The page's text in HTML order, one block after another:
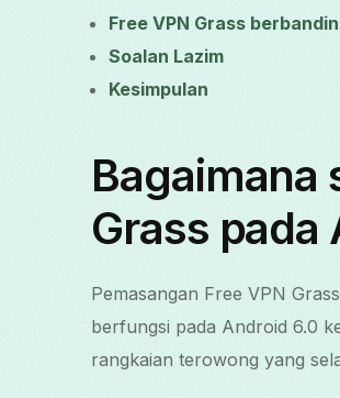
Free VPN Grass
Soalan Lazim
Kesimpulan
Bagaimana
Grass pada
Pemasangan Free VPN
berfungsi pada Android 6.0
rangkaian terowong yang